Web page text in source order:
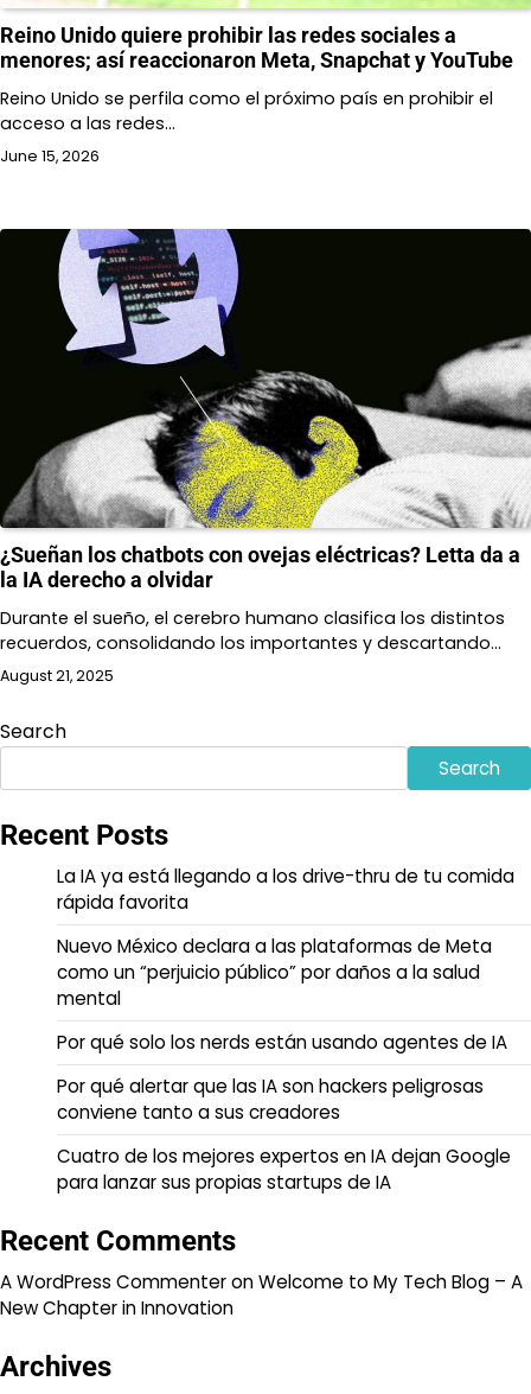
Reino Unido quiere prohibir las redes sociales a
menores; así reaccionaron Meta, Snapchat y YouTube
Reino Unido se perfila como el próximo país en prohibir el
acceso a las redes…
June 15, 2026
¿Sueñan los chatbots con ovejas eléctricas? Letta da a
la IA derecho a olvidar
Durante el sueño, el cerebro humano clasifica los distintos
recuerdos, consolidando los importantes y descartando…
August 21, 2025
Search
Search
Recent Posts
La IA ya está llegando a los drive-thru de tu comida
rápida favorita
Nuevo México declara a las plataformas de Meta
como un “perjuicio público” por daños a la salud
mental
Por qué solo los nerds están usando agentes de IA
Por qué alertar que las IA son hackers peligrosas
conviene tanto a sus creadores
Cuatro de los mejores expertos en IA dejan Google
para lanzar sus propias startups de IA
Recent Comments
A WordPress CommenteronWelcome to My Tech Blog – A
New Chapter in Innovation
Archives